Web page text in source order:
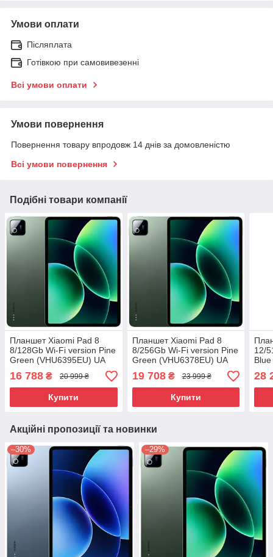
Умови оплати
Післяплата
Готівкою при самовивезенні
Всі умови оплати
Умови повернення
Повернення товару впродовж 14 днів за домовленістю
Всі умови повернення
Подібні товари компанії
Планшет Xiaomi Pad 8
8/128Gb Wi-Fi version Pine
Green (VHU6395EU) UA
16 788 ₴ 20 999 ₴
Купити
Планшет Xiaomi Pad 8
8/256Gb Wi-Fi version Pine
Green (VHU6378EU) UA
19 708₴ 23 999 ₴
Купити
12/
28
Акційні пропозиції та новинки
–30% –29%